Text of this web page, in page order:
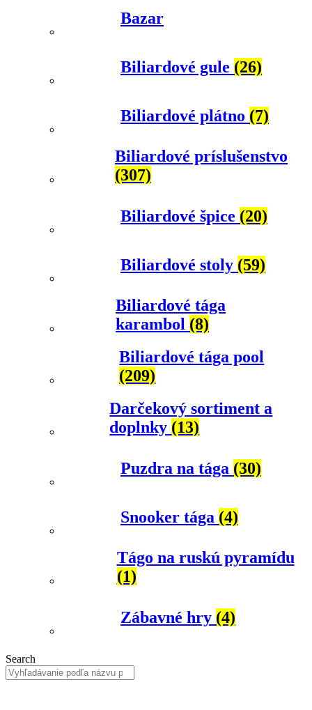
Bazar
Biliardové gule (26)
Biliardové plátno (7)
Biliardové príslušenstvo
(307)
Biliardové špice (20)
Biliardové stoly (59)
Biliardové tága
karambol (8)
Biliardové tága pool
(209)
Darčekový sortiment a
doplnky (13)
Puzdra na tága (30)
Snooker tága (4)
Tágo na ruskú pyramídu
(1)
Zábavné hry (4)
Search